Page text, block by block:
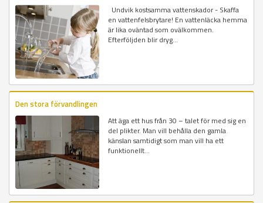
Undvik kostsamma vattenskador - Skaffa
en vattenfelsbrytare! En vattenläcka hemma
är lika oväntad som ovälkommen.
Efterföljden blir dryg...
Den stora förvandlingen
Att äga ett hus från 30 – talet för med sig en
del plikter. Man vill behålla den gamla
känslan samtidigt som man vill ha ett
funktionellt...